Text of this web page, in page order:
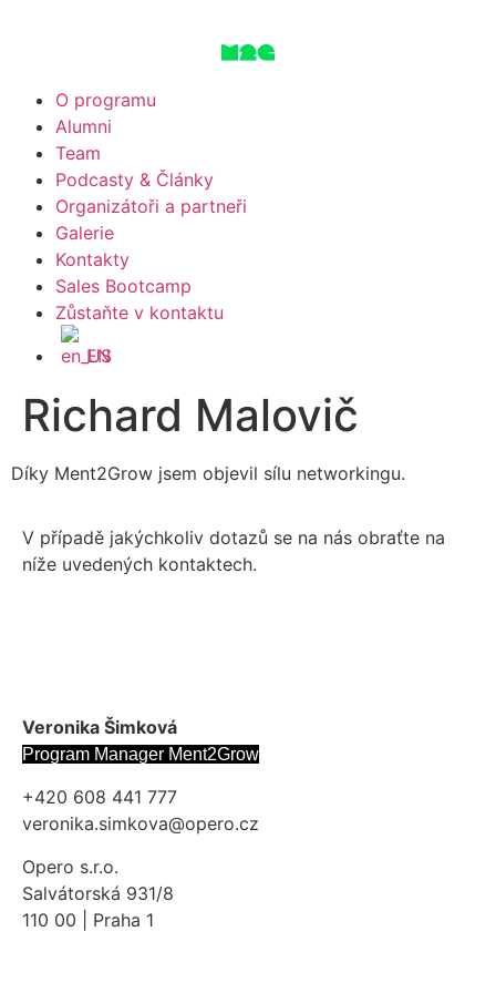
O programu
Alumni
Team
Podcasty & Články
Organizátoři a partneři
Galerie
Kontakty
Sales Bootcamp
Zůstaňte v kontaktu
EN
Richard Malovič
Díky Ment2Grow jsem objevil sílu networkingu.
V případě jakýchkoliv dotazů se na nás obraťte na
níže uvedených kontaktech.
Veronika Šimková
Program Manager Ment2Grow
+420 608 441 777
veronika.simkova@opero.cz
Opero s.r.o.
Salvátorská 931/8
110 00 | Praha 1